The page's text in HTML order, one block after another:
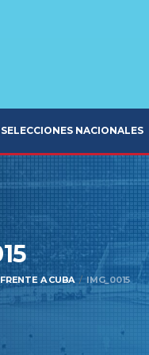
SELECCIONES NACIONALES
A CUBA IMG_0015